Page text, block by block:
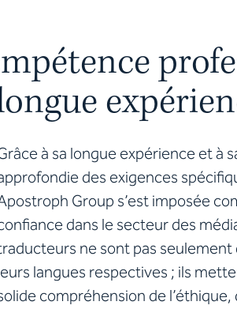
à sa longue expérience et à
des exigences
Group s’est imposée
dans le secteur des
ne sont pas seulement
langues respectives ; ils
compréhension de l’éthique,